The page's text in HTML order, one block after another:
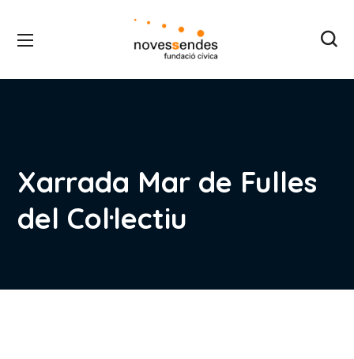
Xarrada Mar de Fulles
del Col·lectiu